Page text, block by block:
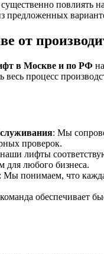
повлиять
предложенных
от
в Москве и по РФ
весь процесс
: Мы
проверок.
лифты
любого бизнеса.
: Мы понимаем, что
обеспечивает